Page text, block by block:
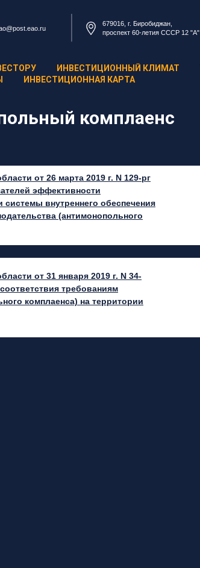
679016, г. Биробиджан,
проспект 60-летия СССР 12 "А"
ИНВЕСТИЦИОННЫЙ КЛИМАТ
ИНВЕСТИЦИОННАЯ КАРТА
комплаенс
от 26 марта 2019 г. N 129-рг
эффективности
внутреннего обеспечения
(антимонопольного
от 31 января 2019 г. N 34-
требованиям
комплаенса) на территории